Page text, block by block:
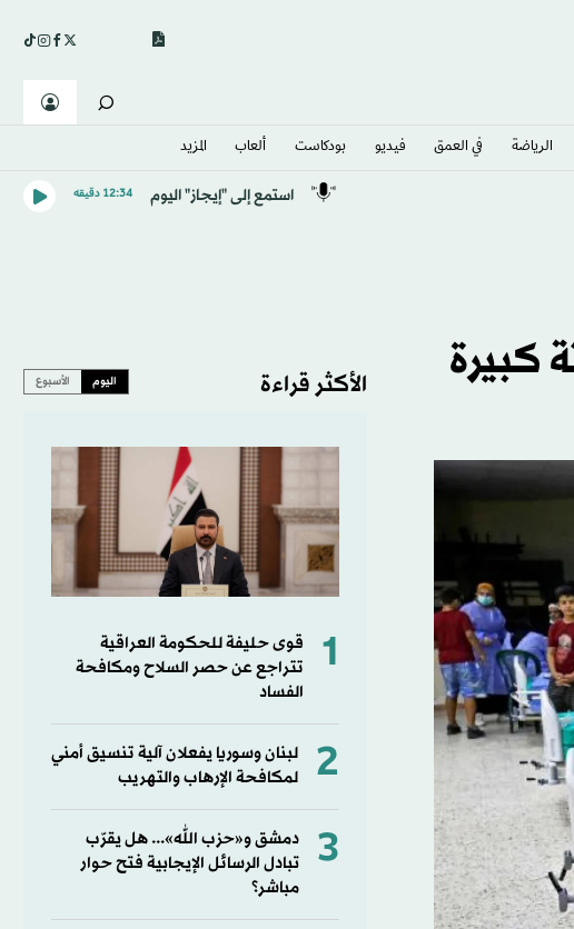
الرياضة في العمق فيديو بودكاست ألعاب المزيد
استمع إلى "إيجاز" اليوم 12:34 دقيقه
كبيرة الأكثر قراءة اليوم الأسبوع
1
قوى حليفة للحكومة العراقية
تتراجع عن حصر السلاح ومكافحة
الفساد
2
لبنان وسوريا يفعلان آلية تنسيق أمني
لمكافحة الإرهاب والتهريب
3
دمشق و«حزب الله»... هل يقرّب
تبادل الرسائل الإيجابية فتح حوار
مباشر؟